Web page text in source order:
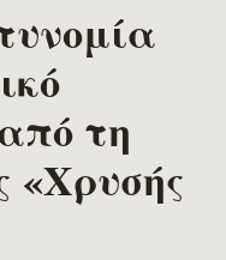
τη
«Χρυσής